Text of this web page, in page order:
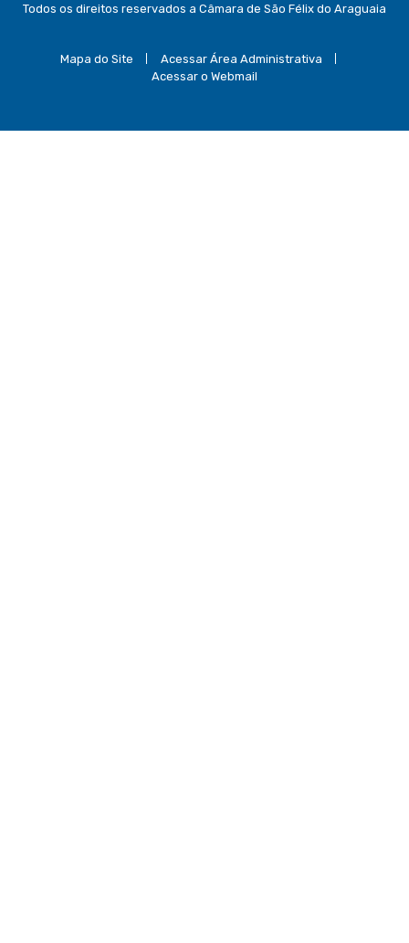
Todos os direitos reservados a Câmara de São Félix do Araguaia
Mapa do Site
Acessar Área Administrativa
Acessar o Webmail